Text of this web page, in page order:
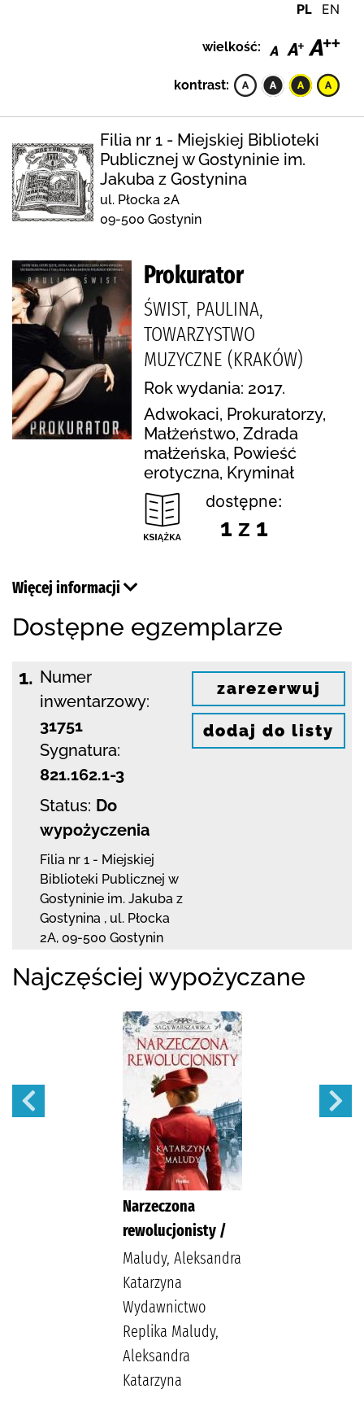
PL EN
wielkość:
kontrast:
Filia nr 1 - Miejskiej Biblioteki
Publicznej w Gostyninie im.
Jakuba z Gostynina
ul. Płocka 2A
09-500 Gostynin
Prokurator
ŚWIST, PAULINA,
TOWARZYSTWO
MUZYCZNE (KRAKÓW)
Rok wydania: 2017.
Adwokaci, Prokuratorzy,
Małżeństwo, Zdrada
małżeńska, Powieść
erotyczna, Kryminał
dostępne:
1 z 1
Więcej informacji
Dostępne egzemplarze
1. Numer
inwentarzowy:
31751
Sygnatura:
821.162.1-3
Status: Do
wypożyczenia
Filia nr 1 - Miejskiej
Biblioteki Publicznej w
Gostyninie im. Jakuba z
Gostynina , ul. Płocka
2A, 09-500 Gostynin
zarezerwuj
dodaj do listy
Najczęściej wypożyczane
Narzeczona
rewolucjonisty /
Maludy, Aleksandra
Katarzyna
Wydawnictwo
Replika Maludy,
Aleksandra
Katarzyna